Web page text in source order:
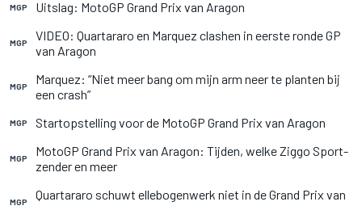
MGP Uitslag: MotoGP Grand Prix van Aragon
MGP
VIDEO: Quartararo en Marquez clashen in eerste ronde GP
van Aragon
MGP
Marquez: “Niet meer bang om mijn arm neer te planten bij
een crash”
MGP Startopstelling voor de MotoGP Grand Prix van Aragon
MGP
MotoGP Grand Prix van Aragon: Tijden, welke Ziggo Sport-
zender en meer
MGP
Quartararo schuwt ellebogenwerk niet in de Grand Prix van